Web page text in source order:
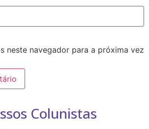
neste navegador para a próxima vez
Colunistas